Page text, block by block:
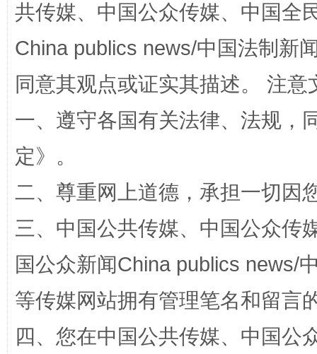
阿坝州三大球赛在茂县开幕 规模
共传媒、中国公众传媒、中国全
China publics news/中国法制新
同意其观点或证实其描述。 注
一、遵守各国有关法律、法规，
定》。
二、尊重网上道德，承担一切因
三、中国公共传媒、中国公众传
国公众新闻China publics news/
等传媒网站拥有管理笔名和留言
四、您在中国公共传媒、中国公